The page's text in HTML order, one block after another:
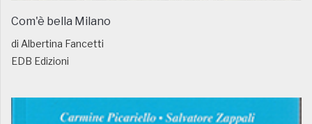
Com'è bella Milano
di Albertina Fancetti
EDB Edizioni